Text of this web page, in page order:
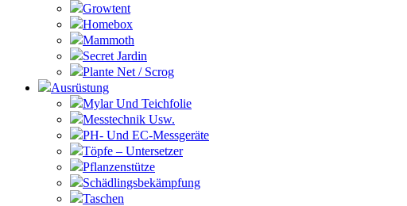
Growtent
Homebox
Mammoth
Secret Jardin
Plante Net / Scrog
Ausrüstung
Mylar Und Teichfolie
Messtechnik Usw.
PH- Und EC-Messgeräte
Töpfe – Untersetzer
Pflanzenstütze
Schädlingsbekämpfung
Taschen